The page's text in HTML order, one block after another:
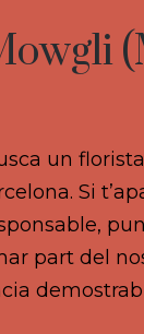
un
Si
part del